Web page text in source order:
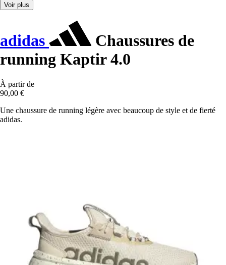
Voir plus
adidas
Chaussures de
running Kaptir 4.0
À partir de
90,00 €
Une chaussure de running légère avec beaucoup de style et de fierté
adidas.